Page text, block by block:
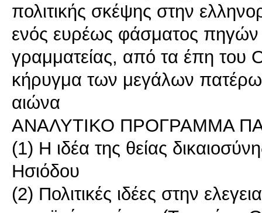
πολιτικής σκέψης στην
ενός ευρέως φάσματος πηγών
γραμματείας, από τα έπη του
κήρυγμα των μεγάλων
αιώνα
ΑΝΑΛΥΤΙΚΟ ΠΡΟΓΡΑΜΜΑ
(1) Η ιδέα της θείας
Ησιόδου
(2) Πολιτικές ιδέες στην